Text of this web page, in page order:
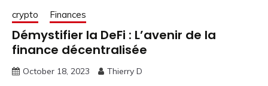
crypto Finances
Démystifier la DeFi : L’avenir de la
finance décentralisée
October 18, 2023 Thierry D